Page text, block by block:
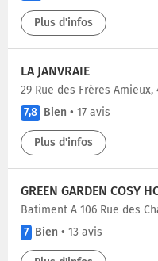
Plus d'infos
LA JANVRAIE
29 Rue des Frères
7,8 Bien • 17 avis
Plus d'infos
GREEN GARDEN COSY
batiment A 106 Rue des
7 Bien • 13 avis